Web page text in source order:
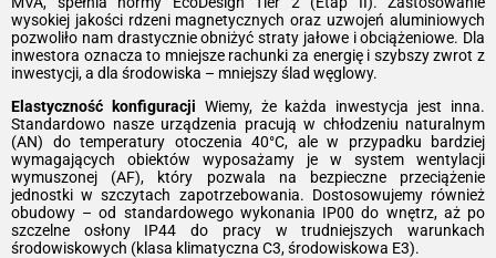
wysokiej jakości rdzeni magnetycznych oraz uzwojeń aluminiowych
pozwoliło nam drastycznie obniżyć straty jałowe i obciążeniowe. Dla
inwestora oznacza to mniejsze rachunki za energię i szybszy zwrot z
inwestycji, a dla środowiska – mniejszy ślad węglowy.
Elastyczność konfiguracji Wiemy, że każda inwestycja jest inna.
Standardowo nasze urządzenia pracują w chłodzeniu naturalnym
(AN) do temperatury otoczenia 40°C, ale w przypadku bardziej
wymagających obiektów wyposażamy je w system wentylacji
wymuszonej (AF), który pozwala na bezpieczne przeciążenie
jednostki w szczytach zapotrzebowania. Dostosowujemy również
obudowy – od standardowego wykonania IP00 do wnętrz, aż po
szczelne osłony IP44 do pracy w trudniejszych warunkach
środowiskowych (klasa klimatyczna C3, środowiskowa E3).